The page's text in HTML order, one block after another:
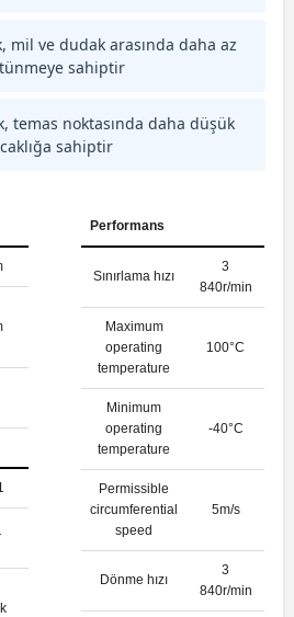
mil ve dudak arasında daha az
sahiptir
temas noktasında daha düşük
sahiptir
Performans
Sınırlama hızı
3
840r/min
Maximum
operating
temperature
100°C
Minimum
operating
temperature
-40°C
Permissible
circumferential
speed
5m/s
Dönme hızı
3
840r/min